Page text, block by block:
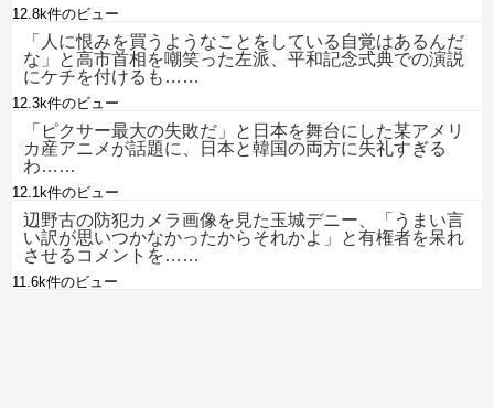
12.8k件のビュー
「人に恨みを買うようなことをしている自覚はあるんだ
な」と高市首相を嘲笑った左派、平和記念式典での演説
にケチを付けるも……
12.3k件のビュー
「ピクサー最大の失敗だ」と日本を舞台にした某アメリ
カ産アニメが話題に、日本と韓国の両方に失礼すぎる
わ……
12.1k件のビュー
辺野古の防犯カメラ画像を見た玉城デニー、「うまい言
い訳が思いつかなかったからそれかよ」と有権者を呆れ
させるコメントを……
11.6k件のビュー